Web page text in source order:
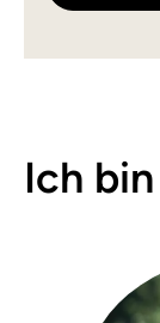
Ich